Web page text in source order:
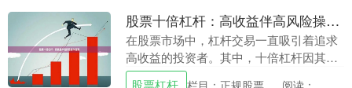
股票十倍杠杆：高收益伴高风险操作指南
在股票市场中，杠杆交易一直吸引着追求
高收益的投资者。其中，十倍杠杆因其放
大收益的能力而备受关注。然而，高收益
股票杠杆 栏目：正规股票